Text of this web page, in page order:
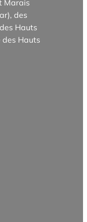
Marais
des
Hauts
des Hauts